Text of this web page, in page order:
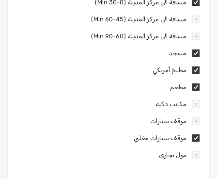
مسافة الى مركز المدينة (0-30 Min)
مسافة الى مركز المدينة (45-60 Min)
مسافة الى مركز المدينة (60-90 Min)
مسجد
مطبخ أمريكي
مطعم
مكاتب ذكية
موقف سيارات
موقف سيارات مغلق
مول تجاري